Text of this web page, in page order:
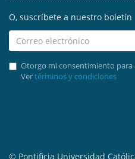
O, suscríbete a nuestro boletín
Otorgo mi consentimiento para
Vertérminos y condiciones
© Pontificia Universidad